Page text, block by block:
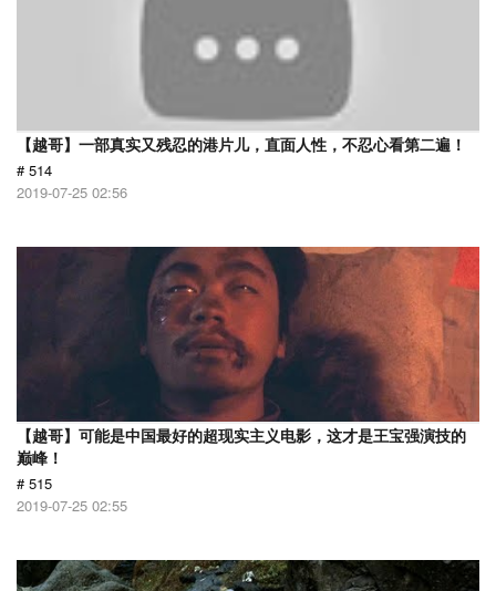
【越哥】一部真实又残忍的港片儿，直面人性，不忍心看第二遍！
# 514
2019-07-25 02:56
【越哥】可能是中国最好的超现实主义电影，这才是王宝强演技的
巅峰！
# 515
2019-07-25 02:55